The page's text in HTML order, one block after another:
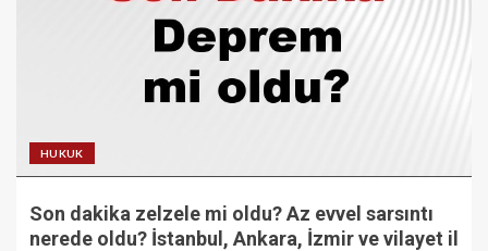
HUKUK
Son dakika zelzele mi oldu? Az evvel sarsıntı
nerede oldu? İstanbul, Ankara, İzmir ve vilayet il